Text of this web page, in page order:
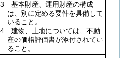
3 基本財産、運用財産の構成
は、別に定める要件を具備して
いること。
4 建物、土地については、不動
産の価格評価書が添付されてい
ること。